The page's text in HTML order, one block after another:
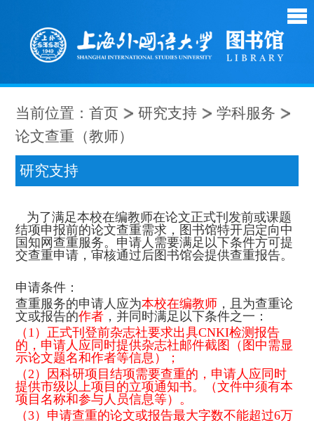
当前位置：首页 研究支持
学科服务
论文查重（教师）
研究支持
为了满足本校在编教师在论文正式刊发前或课题
结项申报前的论文查重需求，图书馆特开启定向中
国知网查重服务。申请人需要满足以下条件方可提
交查重申请，审核通过后图书馆会提供查重报告。
申请条件：
查重服务的申请人应为本校在编教师 ，且为查重论
文或报告的作者 ，并同时满足以下条件之一：
（1）正式刊登前杂志社要求出具CNKI检测报告
的，申请人应同时提供杂志社邮件截图（图中需显
示论文题名和作者等信息）；
（2）因科研项目结项需要查重的，申请人应同时
提供市级以上项目的立项通知书。（文件中须有本
项目名称和参与人员信息等）。
（3）申请查重的论文或报告最大字数不能超过6万